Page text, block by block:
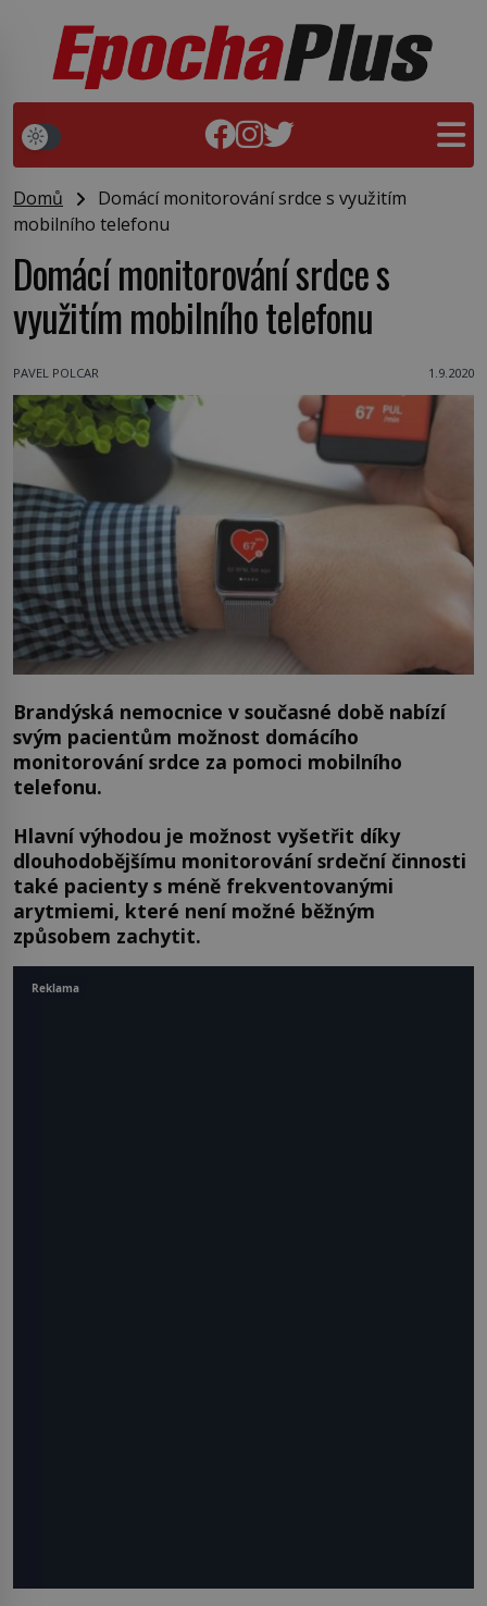
Domů
Domácí monitorování srdce s využitím
mobilního telefonu
Domácí monitorování srdce s
využitím mobilního telefonu
PAVEL POLCAR 1.9.2020
Brandýská nemocnice v současné době nabízí
svým pacientům možnost domácího
monitorování srdce za pomoci mobilního
telefonu.
Hlavní výhodou je možnost vyšetřit díky
dlouhodobějšímu monitorování srdeční činnosti
také pacienty s méně frekventovanými
arytmiemi, které není možné běžným
způsobem zachytit.
Reklama